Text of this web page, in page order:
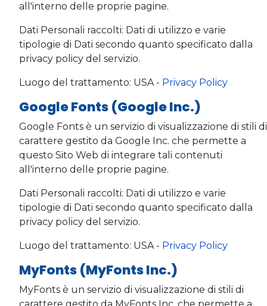
all'interno delle proprie pagine.
Dati Personali raccolti: Dati di utilizzo e varie
tipologie di Dati secondo quanto specificato dalla
privacy policy del servizio.
Luogo del trattamento: USA - Privacy Policy
Google Fonts (Google Inc.)
Google Fonts è un servizio di visualizzazione di stili di
carattere gestito da Google Inc. che permette a
questo Sito Web di integrare tali contenuti
all'interno delle proprie pagine.
Dati Personali raccolti: Dati di utilizzo e varie
tipologie di Dati secondo quanto specificato dalla
privacy policy del servizio.
Luogo del trattamento: USA - Privacy Policy
MyFonts (MyFonts Inc.)
MyFonts è un servizio di visualizzazione di stili di